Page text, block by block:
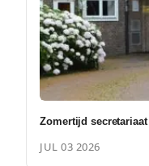
Zomertijd secretariaat
JUL 03 2026